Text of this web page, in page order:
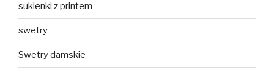
sukienki z printem
swetry
Swetry damskie